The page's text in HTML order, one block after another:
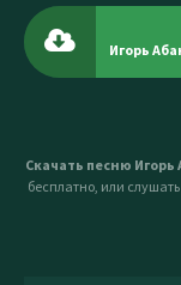
Игорь
Скачать песню Игорь
бесплатно, или